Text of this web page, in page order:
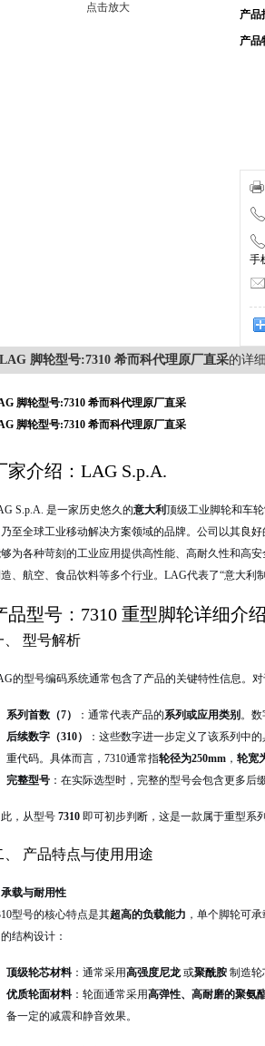
点击放大
产品
产品
手
LAG 脚轮型号:7310 希而科代理原厂直采的详
脚轮型号:7310 希而科代理原厂直采
脚轮型号:7310 希而科代理原厂直采
家介绍：LAG S.p.A.
S.p.A. 是一家历史悠久的意大利顶级工业脚轮和车
至全球工业移动解决方案领域的品牌。公司以其良好
为各种苛刻的工业应用提供高性能、高耐久性和高
、航空、食品饮料等多个行业。LAG代表了“意大利
品型号：7310 重型脚轮详细介绍
、 型号解析
的型号编码系统通常包含了产品的关键特性信息。
系列首数（7） ：通常代表产品的系列或应用类别 。数
后续数字（310）
：这些数字进一步定义了该系列中
重代码。具体而言，7310通常指轮径为250mm ， 轮宽
完整型号 ：在实际选型时，完整的型号会包含更多
，从型号 7310 即可初步判断，这是一款属于重型系
、 产品特点与使用用途
承载与耐用性
型号的核心特点是其超高的负载能力 ，单个脚轮可
结构设计：
顶级轮芯材料 ：通常采用高强度尼龙或聚酰胺 制造轮
优质轮面材料 ：轮面通常采用高弹性、高耐磨的聚氨
备一定的减震和静音效果。